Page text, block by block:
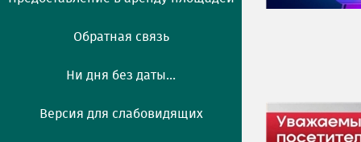
Обратная связь
Ни дня без даты...
Версия для слабовидящих